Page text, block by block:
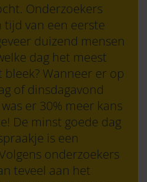
Onderzoekers
tijd van een eerste
duizend mensen
dag het meest
bleek? Wanneer er op
of dinsdagavond
er 30% meer kans
De minst goede dag
is een
onderzoekers
teveel aan het